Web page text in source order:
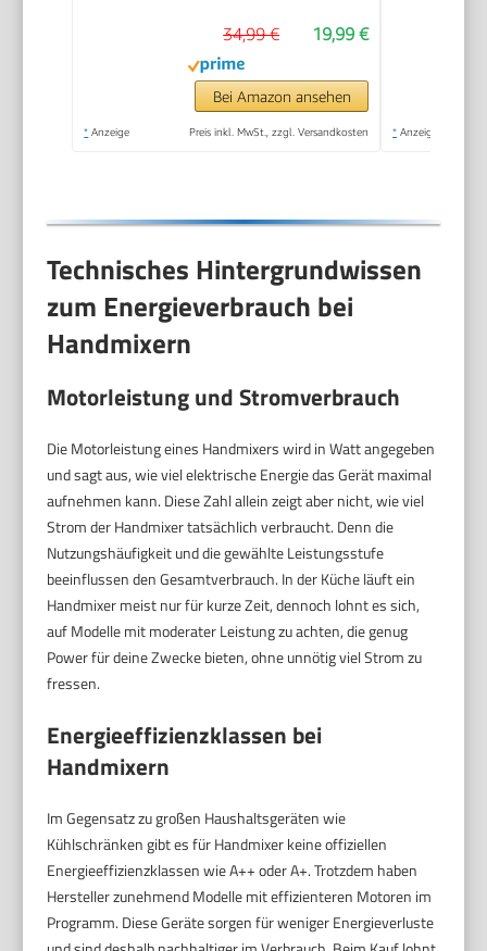
und -Knethaken,
weiß, HM 3820
19,99 €
34,99 €
Bei Amazon ansehen
* Anzeige Preis inkl. MwSt., zzgl. Versandkosten * Anzeige
Technisches Hintergrundwissen
zum Energieverbrauch bei
Handmixern
Motorleistung und Stromverbrauch
Die Motorleistung eines Handmixers wird in Watt angegeben
und sagt aus, wie viel elektrische Energie das Gerät maximal
aufnehmen kann. Diese Zahl allein zeigt aber nicht, wie viel
Strom der Handmixer tatsächlich verbraucht. Denn die
Nutzungshäufigkeit und die gewählte Leistungsstufe
beeinflussen den Gesamtverbrauch. In der Küche läuft ein
Handmixer meist nur für kurze Zeit, dennoch lohnt es sich,
auf Modelle mit moderater Leistung zu achten, die genug
Power für deine Zwecke bieten, ohne unnötig viel Strom zu
fressen.
Energieeffizienzklassen bei
Handmixern
Im Gegensatz zu großen Haushaltsgeräten wie
Kühlschränken gibt es für Handmixer keine offiziellen
Energieeffizienzklassen wie A++ oder A+. Trotzdem haben
Hersteller zunehmend Modelle mit effizienteren Motoren im
Programm. Diese Geräte sorgen für weniger Energieverluste